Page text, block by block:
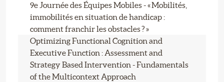
9e Journée des Équipes Mobiles - « Mobilités,
immobilités en situation de handicap :
comment franchir les obstacles ? »
Optimizing Functional Cognition and
Executive Function : Assessment and
Strategy Based Intervention - Fundamentals
of the Multicontext Approach